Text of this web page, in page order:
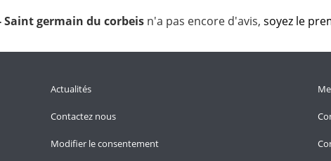
Saint germain du corbeis n'a pas encore d'avis, soyez le
Actualités
Contactez nous
Modifier le consentement